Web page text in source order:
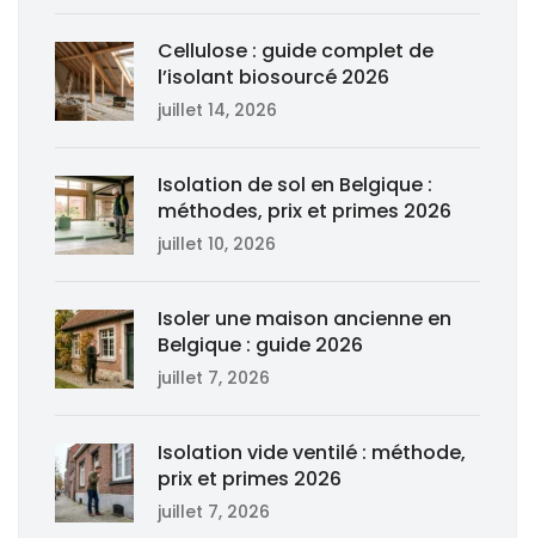
Cellulose : guide complet de
l’isolant biosourcé 2026
juillet 14, 2026
Isolation de sol en Belgique :
méthodes, prix et primes 2026
juillet 10, 2026
Isoler une maison ancienne en
Belgique : guide 2026
juillet 7, 2026
Isolation vide ventilé : méthode,
prix et primes 2026
juillet 7, 2026